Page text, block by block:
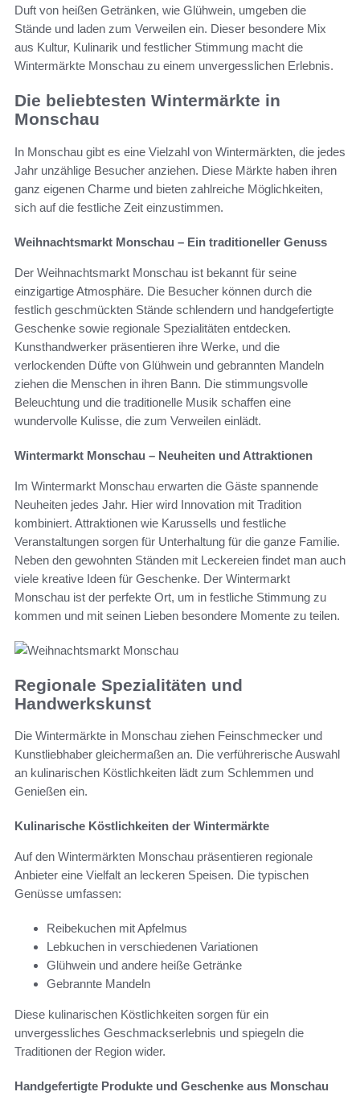
Duft von heißen Getränken, wie Glühwein, umgeben die
Stände und laden zum Verweilen ein. Dieser besondere Mix
aus Kultur, Kulinarik und festlicher Stimmung macht die
Wintermärkte Monschau zu einem unvergesslichen Erlebnis.
Die beliebtesten Wintermärkte in
Monschau
In Monschau gibt es eine Vielzahl von Wintermärkten, die jedes
Jahr unzählige Besucher anziehen. Diese Märkte haben ihren
ganz eigenen Charme und bieten zahlreiche Möglichkeiten,
sich auf die festliche Zeit einzustimmen.
Weihnachtsmarkt Monschau – Ein traditioneller Genuss
Der Weihnachtsmarkt Monschau ist bekannt für seine
einzigartige Atmosphäre. Die Besucher können durch die
festlich geschmückten Stände schlendern und handgefertigte
Geschenke sowie regionale Spezialitäten entdecken.
Kunsthandwerker präsentieren ihre Werke, und die
verlockenden Düfte von Glühwein und gebrannten Mandeln
ziehen die Menschen in ihren Bann. Die stimmungsvolle
Beleuchtung und die traditionelle Musik schaffen eine
wundervolle Kulisse, die zum Verweilen einlädt.
Wintermarkt Monschau – Neuheiten und Attraktionen
Im Wintermarkt Monschau erwarten die Gäste spannende
Neuheiten jedes Jahr. Hier wird Innovation mit Tradition
kombiniert. Attraktionen wie Karussells und festliche
Veranstaltungen sorgen für Unterhaltung für die ganze Familie.
Neben den gewohnten Ständen mit Leckereien findet man auch
viele kreative Ideen für Geschenke. Der Wintermarkt
Monschau ist der perfekte Ort, um in festliche Stimmung zu
kommen und mit seinen Lieben besondere Momente zu teilen.
Regionale Spezialitäten und
Handwerkskunst
Die Wintermärkte in Monschau ziehen Feinschmecker und
Kunstliebhaber gleichermaßen an. Die verführerische Auswahl
an kulinarischen Köstlichkeiten lädt zum Schlemmen und
Genießen ein.
Kulinarische Köstlichkeiten der Wintermärkte
Auf den Wintermärkten Monschau präsentieren regionale
Anbieter eine Vielfalt an leckeren Speisen. Die typischen
Genüsse umfassen:
Reibekuchen mit Apfelmus
Lebkuchen in verschiedenen Variationen
Glühwein und andere heiße Getränke
Gebrannte Mandeln
Diese kulinarischen Köstlichkeiten sorgen für ein
unvergessliches Geschmackserlebnis und spiegeln die
Traditionen der Region wider.
Handgefertigte Produkte und Geschenke aus Monschau